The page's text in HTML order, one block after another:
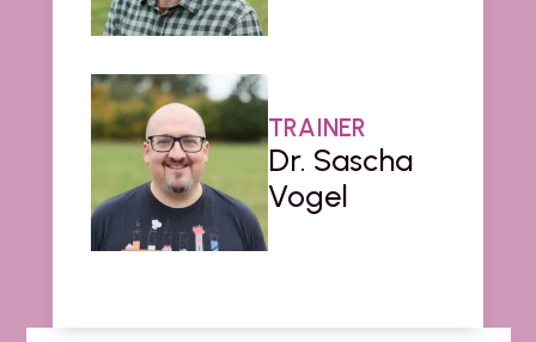
TRAINER
Dr. Sascha
Vogel